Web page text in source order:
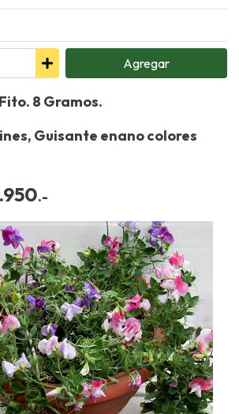
Agregar
8 Gramos.
Guisante enano colores
.-